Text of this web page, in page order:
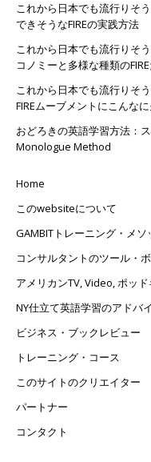
これから日本でも流行りそ
できそうなFIREの実践方法
これから日本でも流行りそ
コノミーと多様な種類の
これから日本でも流行りそ
FIREムーブメントにこんな
おどろきの英語学習方法：
Monologue Method
Home
このwebsiteについて
GAMBITトレーニング・メソ
コンサルタントのツール・
アメリカンTV, Video, ポッド
NY仕立て英語学習のアドバ
ビジネス・ブックレビュー
トレーニング・コース
このサイトのクリエイター
パートナー
コンタクト